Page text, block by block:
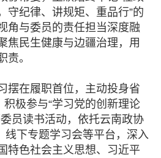
守纪律、讲规矩、重品行”的
角与委员的责任担当深度融
焦民生健康与边疆治理，用
责。
在履职首位，主动投身省
积极参与“学习党的创新理论
员读书活动，依托云南政协
线下专题学习会等平台，深入
特色社会主义思想、习近平